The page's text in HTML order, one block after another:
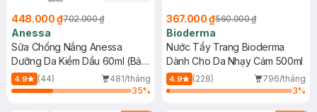
448.000 ₫702.000 ₫
Anessa
Sữa Chống Nắng Anessa
Dưỡng Da Kiềm Dầu 60ml (Bản
Mới)
4.9 (44)
481/tháng
35%
367.000 ₫560.000 ₫
Bioderma
Nước Tẩy Trang Bioderma
Dành Cho Da Nhạy Cảm 500ml
4.9 (228)
796/tháng
3%